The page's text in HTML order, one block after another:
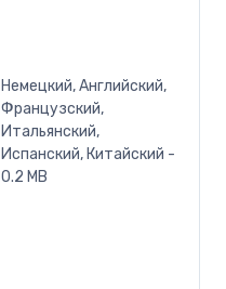
Немецкий, Английский,
Французский,
Итальянский,
Испанский, Китайский -
0.2 MB